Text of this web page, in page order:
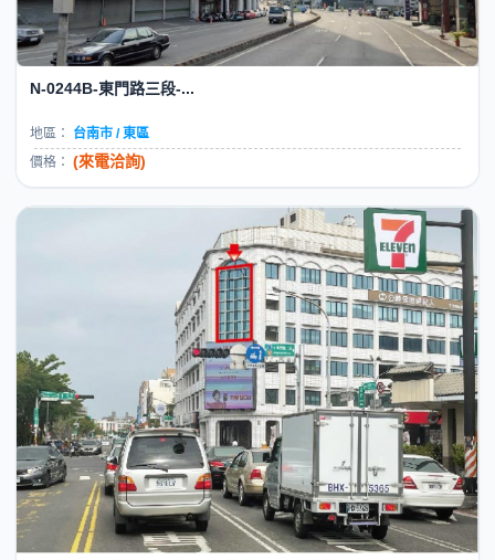
N-0244B-東門路三段-...
地區：
台南市 / 東區
價格： (來電洽詢)